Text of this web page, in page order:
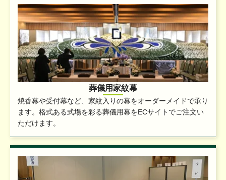
葬儀用家紋幕
焼香幕や受付幕など、家紋入りの幕をオーダーメイドで承り
ます。格式ある式場を彩る葬儀用幕をECサイトでご注文い
ただけます。